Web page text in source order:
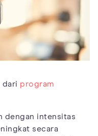
dari program
dengan intensitas
secara